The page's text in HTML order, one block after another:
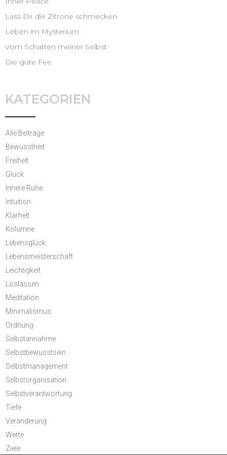
Lass Dir die Zitrone schmecken
Leben im Mysterium
Vom Schatten meiner Selbst
Die gute Fee
KATEGORIEN
Alle Beiträge
Bewusstheit
Freiheit
Glück
Innere Ruhe
Intuition
Klarheit
Kolumne
Lebensglück
Lebensmeisterschaft
Leichtigkeit
Loslassen
Meditation
Minimalismus
Ordnung
Selbstannahme
Selbstbewusstsein
Selbstmanagement
Selbstorganisation
Selbstverantwortung
Tiefe
Veränderung
Werte
Ziele